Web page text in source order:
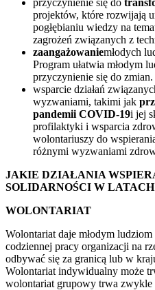
projektów, które rozwijają
pogłębianiu wiedzy na
zagrożeń związanych z
zaangażowaniemłodych
Program ułatwia młodym
przyczynienie się do zmian.
wsparcie działań
wyzwaniami, takimi jak
pandemii COVID-19i jej
profilaktyki i wsparcia
wolontariuszy do
różnymi wyzwaniami
JAKIE DZIAŁANIA
SOLIDARNOŚCI W LATACH
WOLONTARIAT
Wolontariat daje młodym
codziennej pracy organizacji na
odbywać się za granicą lub w
Wolontariat indywidualny może
wolontariat grupowy trwa zwykle